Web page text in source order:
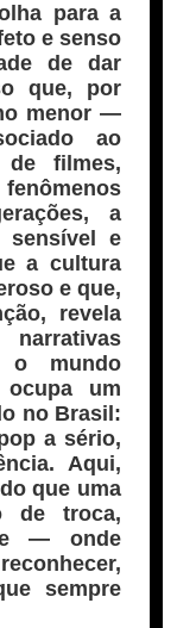
para a
e senso
de dar
que, por
menor —
ao
de filmes,
a
sensível e
a cultura
e que,
revela
narrativas
o mundo
ocupa um
no Brasil:
a sério,
Aqui,
que uma
de troca,
— onde
sempre